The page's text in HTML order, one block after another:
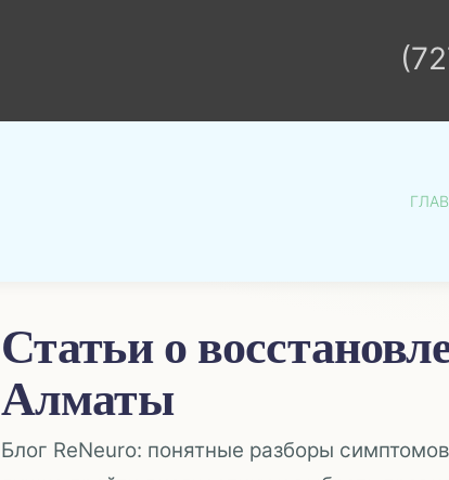
Статьи о
Алматы
Блог ReNeuro: понятные разборы